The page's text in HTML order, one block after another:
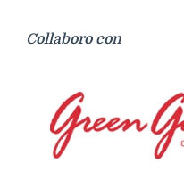
Collaboro con